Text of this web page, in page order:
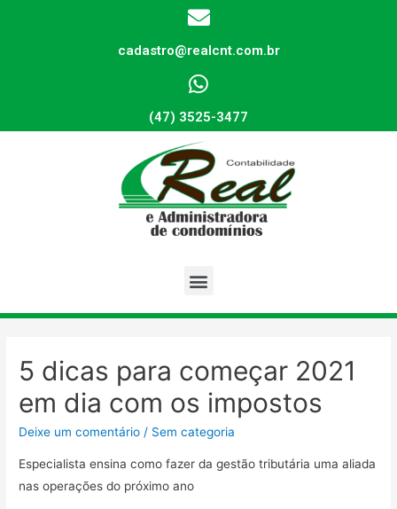
cadastro@realcnt.com.br
(47) 3525-3477
5 dicas para começar 2021
em dia com os impostos
Deixe um comentário / Sem categoria
Especialista ensina como fazer da gestão tributária uma aliada
nas operações do próximo ano